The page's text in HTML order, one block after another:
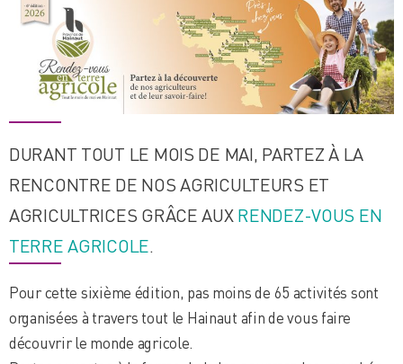
DURANT TOUT LE MOIS DE MAI, PARTEZ À LA
RENCONTRE DE NOS AGRICULTEURS ET
AGRICULTRICES GRÂCE AUXRENDEZ-VOUS EN
TERRE AGRICOLE.
Pour cette sixième édition, pas moins de 65 activités sont
organisées à travers tout le Hainaut afin de vous faire
découvrir le monde agricole.